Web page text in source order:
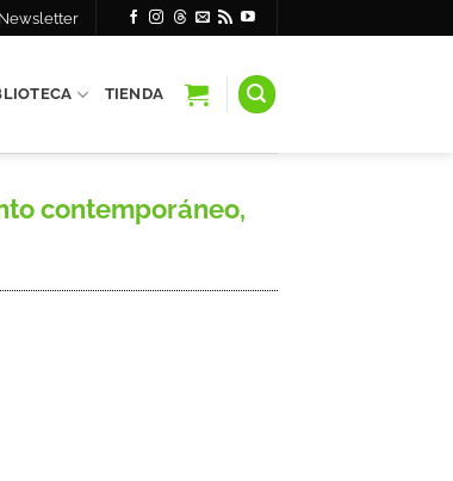
Newsletter
TIENDA
contemporáneo,